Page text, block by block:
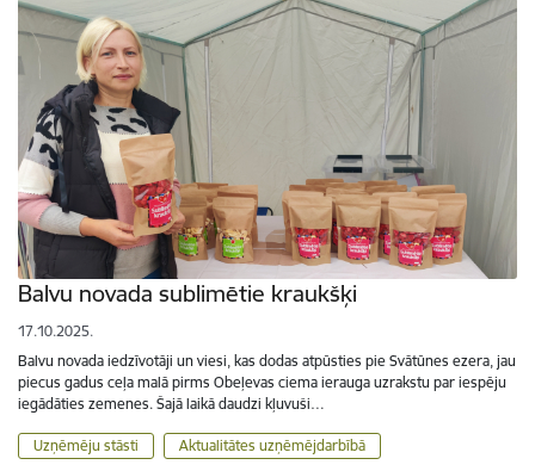
Balvu novada sublimētie kraukšķi
17.10.2025.
Balvu novada iedzīvotāji un viesi, kas dodas atpūsties pie Svātūnes ezera, jau
piecus gadus ceļa malā pirms Obeļevas ciema ierauga uzrakstu par iespēju
iegādāties zemenes. Šajā laikā daudzi kļuvuši…
Uzņēmēju stāsti Aktualitātes uzņēmējdarbībā